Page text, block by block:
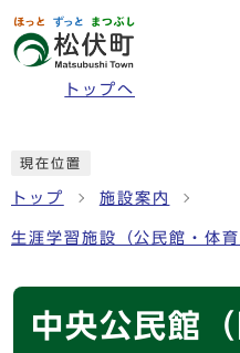
ページの先頭です
トップへ
現在位置
トップ 施設案内
生涯学習施設（公民館・体育
中央公民館